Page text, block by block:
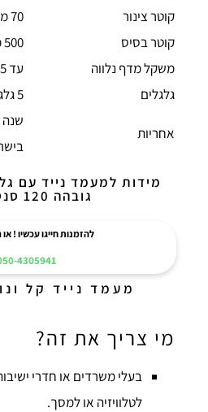
קוטר צינור
70 מ״מ
קוטר בסיס
500 מ״מ
משקל מדף נלווה
עד 4.5 ק״ג
גלגלים
5 גלגלים נסתרים בבסיס
אחריות
שנה
מידות למעמד נייד עם
גובהה 120 סנטימטר
להזמנות חייגו עכשיו !
4305941
מעמד נייד קל
מי צריך את זה?
בעלי משרדים או חדרי
לטלוויזיה או למסך.